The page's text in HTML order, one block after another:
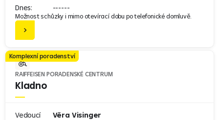
Dnes:
------
Možnost schůzky i mimo otevírací dobu po telefonické domluvě.
Komplexní poradenství
RAIFFEISEN PORADENSKÉ CENTRUM
Kladno
Vedoucí
Věra Visinger